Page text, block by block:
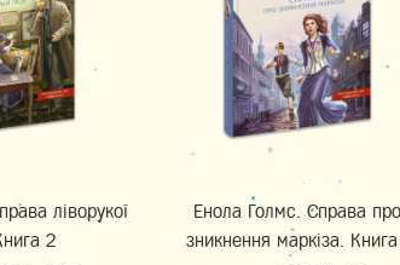
ліворукої
2
Енола Голмс. Справа про
зникнення маркіза. Книга